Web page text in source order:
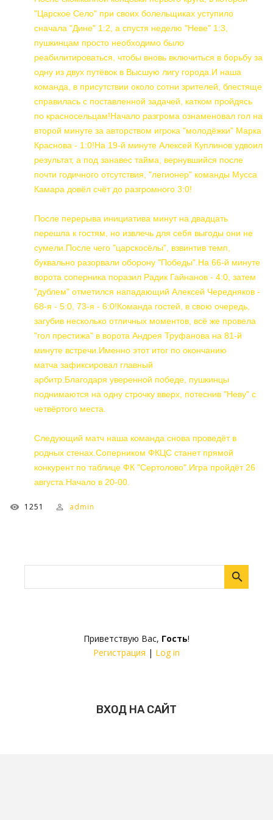
Приветствую Вас, Гость!
Регистрация | Log in
ВХОД НА САЙТ
"Царское Село" при своих болельщиках уступило
сначала "Дине" 1:2, а спустя неделю "Неве" 1:3,
пушкинцам просто необходимо было
реабилитироваться, чтобы вновь включиться в борьбу за
одну из двух путёвок в Высшую лигу города.И наша
команда, в присутствии около сотни зрителей, блестяще
справилась с поставленной задачей, катком пройдясь
по красносельцам!Начало разгрома ознаменовал гол на
второй минуте за авторством игрока "молодёжки" Марка
Краснова - 1:0!На 19-й минуте Алексей Куплинов удвоил
результат, а под занавес тайма, вернувшийся после
почти годичного отсутствия, "легионер" команды Мусса
Камара довёл счёт до разгромного 3:0!
После перерыва инициатива минут на двадцать
перешла к гостям, но извлечь для себя выгоды они не
сумели.После чего "царскосёлы", взвинтив темп,
буквально разорвали оборону "Победы".На 66-й минуте
ворота соперника поразил Радик Гайнанов - 4:0, затем
"дублем" отметился нападающий Алексей Чередняков -
68-я - 5:0, 73-я - 6:0!Команда гостей, в свою очередь,
загубив несколько отличных моментов, всё же провела
"гол престижа" в ворота Андрея Труфанова на 81-й
минуте встречи.Именно этот итог по окончанию
матча зафиксировал главный
арбитр.Благодаря уверенной победе, пушкинцы
поднимаются на одну строчку вверх, потеснив "Неву" с
четвёртого места.
Следующий матч наша команда снова проведёт в
родных стенах.Соперником ФКЦС станет прямой
конкурент по таблице ФК "Сертолово".Игра пройдёт 26
августа.Начало в 20-00.
1251 admin